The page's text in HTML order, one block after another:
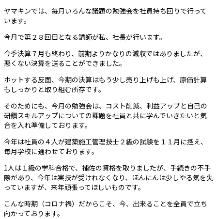
ヤマキンでは、毎月いろんな議題の勉強会を社員持ち回りで行って
います。
今月で第２８回目となる講師が私、社長が行います。
今季決算７月も終わり、前期よりかなりの減収ではありましたが、
悪くない決算を送ることができました。
ホットする反面、今期の決算はもう少し売り上げも上げ、原価計算
もしっかりと取り組む所存です。
そのためにも、今月の勉強会は、コスト削減、利益アップと自己の
研鑽スキルアップについての課題を社員と共に学んでいきたいと気
合を入れ準備しております。
今年は社員の４人が建築施工管理技士２級の試験を１１月に控え、
毎月学校に通わせております。
1人は１級の学科合格で、補佐の資格を取りましたが、手続きの不手
際があり、今年は実技が受けれなくなり、ほんにんは少しやる気を失
っていますが、来年頑張ってほしいものです。
こんな時期（コロナ禍）だからこそ、今、出来ることを全員で立ち
向かっております。